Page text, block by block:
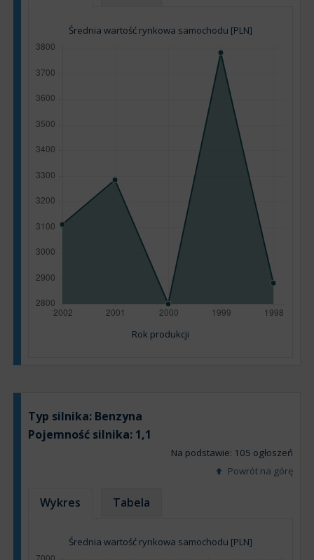
Średnia wartość rynkowa samochodu [PLN]
Rok produkcji
Typ silnika: Benzyna
Pojemność silnika: 1,1
Na podstawie: 105 ogłoszeń
Powrót na górę
Wykres Tabela
Średnia wartość rynkowa samochodu [PLN]